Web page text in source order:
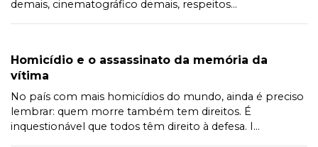
demais, cinematográfico demais, respeitos...
Homicídio e o assassinato da memória da
vítima
No país com mais homicídios do mundo, ainda é preciso
lembrar: quem morre também tem direitos. É
inquestionável que todos têm direito à defesa. I...